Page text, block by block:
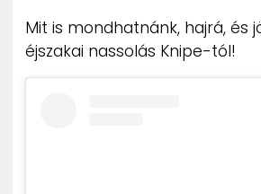
Mit is mondhatnánk, hajrá, és
éjszakai nassolás Knipe-tól!